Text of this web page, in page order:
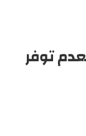
توفر